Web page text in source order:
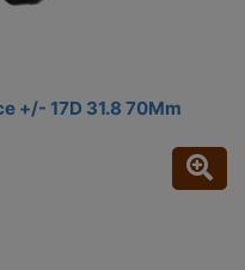
+/- 17D 31.8 70Mm